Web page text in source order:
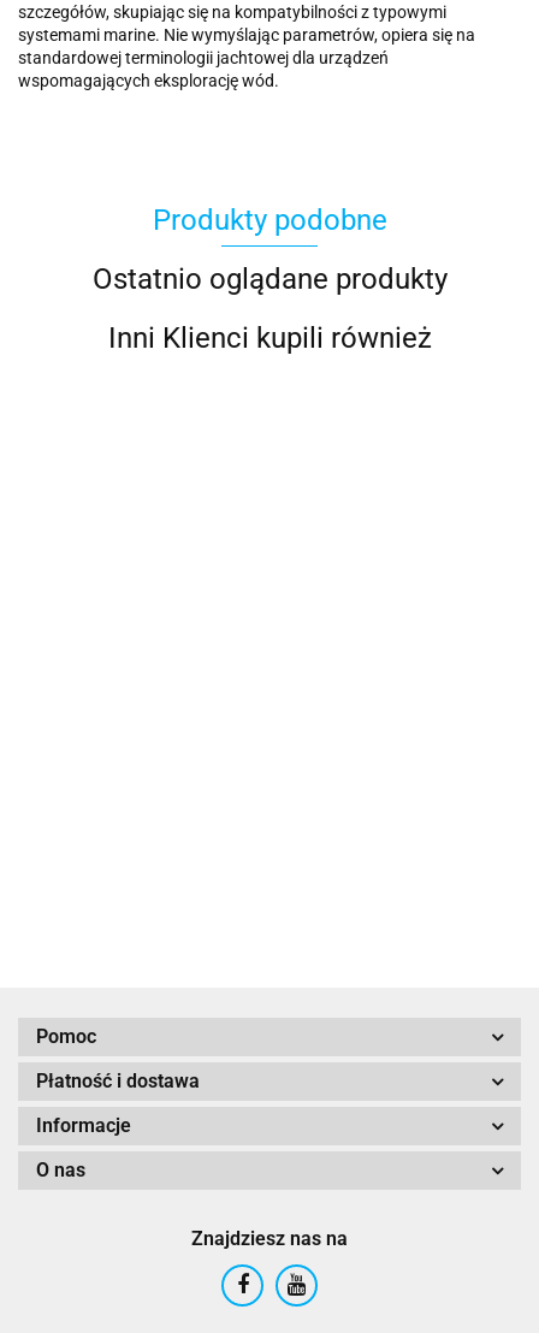
szczegółów, skupiając się na kompatybilności z typowymi
systemami marine. Nie wymyślając parametrów, opiera się na
standardowej terminologii jachtowej dla urządzeń
wspomagających eksplorację wód.
Produkty podobne
Ostatnio oglądane produkty
Inni Klienci kupili również
Pomoc
Płatność i dostawa
Informacje
O nas
Znajdziesz nas na